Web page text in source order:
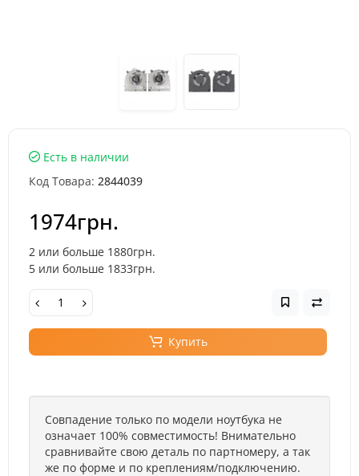
Есть в наличии
Код Товара: 2844039
1974грн.
2 или больше 1880грн.
5 или больше 1833грн.
Купить
Совпадение только по модели ноутбука не
означает 100% совместимость! Внимательно
сравнивайте свою деталь по партномеру, а так
же по форме и по креплениям/подключению.